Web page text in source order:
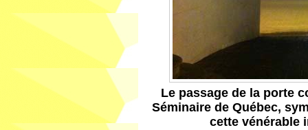
Le passage de la porte
Séminaire de Québec,
cette vénérable